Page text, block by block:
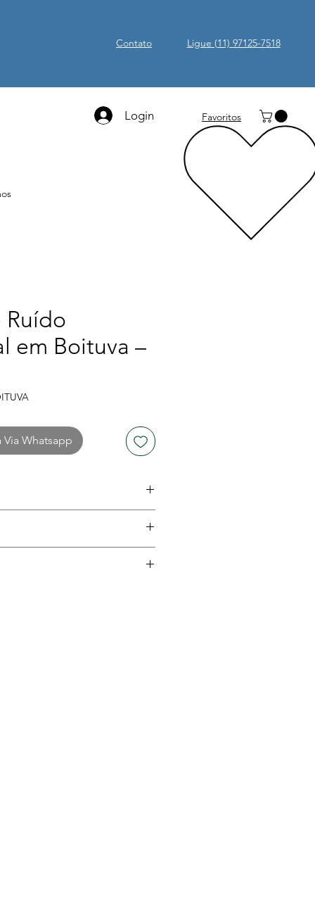
Contato Ligue (11) 97125-7518
Login Favoritos
Ruído
em Boituva –
Whatsapp
de impacto sonoro